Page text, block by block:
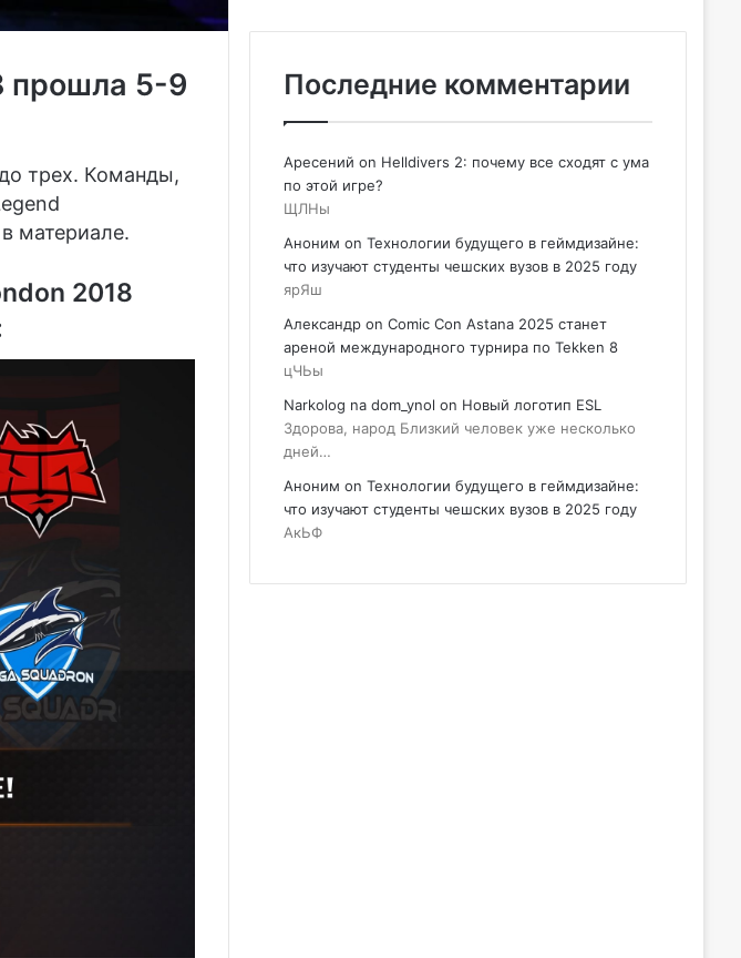
прошла 5-9
трех. Команды,
материале.
2018
Последние комментарии
Аресений on Helldivers 2: почему все сходят с ума
по этой игре?
ЩЛНы
Аноним on Технологии будущего в геймдизайне:
что изучают студенты чешских вузов в 2025 году
ярЯш
Александр on Comic Con Astana 2025 станет
ареной международного турнира по Tekken 8
цЧЬы
Narkolog na dom_ynol on Новый логотип ESL
Здорова, народ Близкий человек уже несколько
дней…
Аноним on Технологии будущего в геймдизайне:
что изучают студенты чешских вузов в 2025 году
АкЬФ